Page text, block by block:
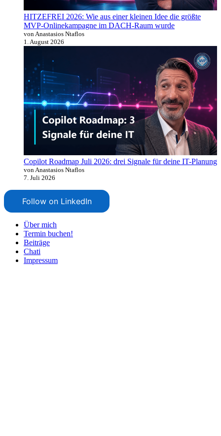
HITZEFREI 2026: Wie aus einer kleinen Idee die größte
MVP-Onlinekampagne im DACH-Raum wurde
von Anastasios Ntaflos
1. August 2026
Copilot Roadmap Juli 2026: drei Signale für deine IT-Planung
von Anastasios Ntaflos
7. Juli 2026
Follow on LinkedIn
Über mich
Termin buchen!
Beiträge
Chati
Impressum